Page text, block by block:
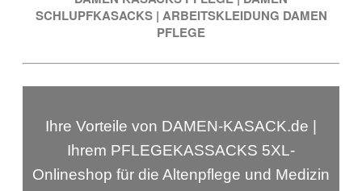
SCHLUPFKASACKS | ARBEITSKLEIDUNG DAMEN
PFLEGE
Ihre Vorteile von DAMEN-KASACK.de |
Ihrem PFLEGEKASSACKS 5XL-
Onlineshop für die Altenpflege und Medizin